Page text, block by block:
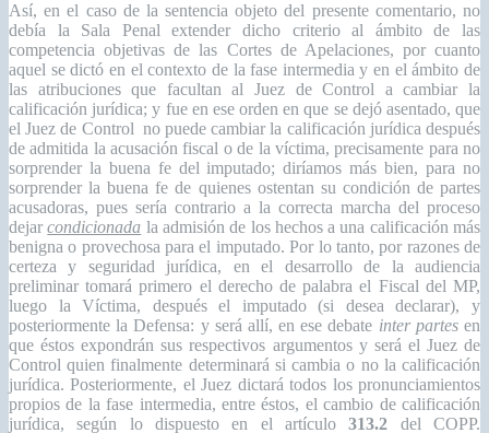
Así, en el caso de la sentencia objeto del presente comentario, no
debía la Sala Penal extender dicho criterio al ámbito de las
competencia objetivas de las Cortes de Apelaciones, por cuanto
aquel se dictó en el contexto de la fase intermedia y en el ámbito de
las atribuciones que facultan al Juez de Control a cambiar la
calificación jurídica; y fue en ese orden en que se dejó asentado, que
el Juez de Control no puede cambiar la calificación jurídica después
de admitida la acusación fiscal o de la víctima, precisamente para no
sorprender la buena fe del imputado; diríamos más bien, para no
sorprender la buena fe de quienes ostentan su condición de partes
acusadoras, pues sería contrario a la correcta marcha del proceso
dejarcondicionada la admisión de los hechos a una calificación más
benigna o provechosa para el imputado. Por lo tanto, por razones de
certeza y seguridad jurídica, en el desarrollo de la audiencia
preliminar tomará primero el derecho de palabra el Fiscal del MP,
luego la Víctima, después el imputado (si desea declarar), y
posteriormente la Defensa: y será allí, en ese debate inter partesen
que éstos expondrán sus respectivos argumentos y será el Juez de
Control quien finalmente determinará si cambia o no la calificación
jurídica. Posteriormente, el Juez dictará todos los pronunciamientos
propios de la fase intermedia, entre éstos, el cambio de calificación
jurídica, según lo dispuesto en el artículo313.2 del COPP.